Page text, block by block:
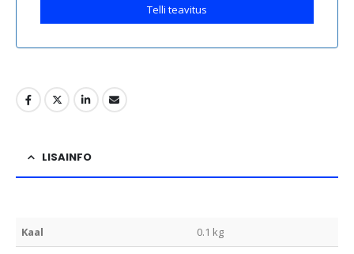
Telli teavitus
LISAINFO
Kaal 0.1 kg